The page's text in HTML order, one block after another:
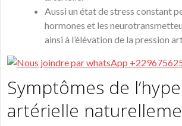
Aussi un état de stress constant
hormones et les
ainsi à l’élévation de la pression
Symptômes de
artérielle